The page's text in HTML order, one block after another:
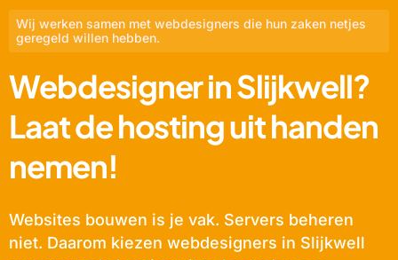
Wij werken samen met webdesigners die hun zaken netjes
geregeld willen hebben.
Webdesigner in Slijkwell?
Laat de hosting uit handen
nemen!
Websites bouwen is je vak. Servers beheren
niet. Daarom kiezen webdesigners in Slijkwell